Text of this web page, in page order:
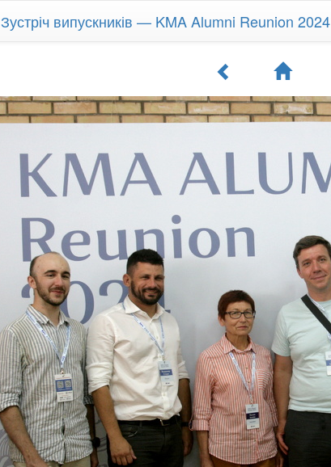
Зустріч випускників — KMA Alumni Reunion 2024